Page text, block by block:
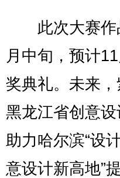
此次大赛作
月中旬，预计
奖典礼。未来
黑龙江省创意
助力哈尔滨“设
意设计新高地”